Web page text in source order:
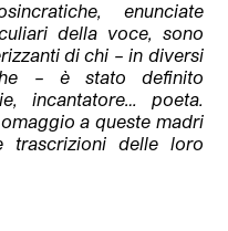
enunciate
della voce, sono
di chi – in diversi
– è stato definito
incantatore… poeta.
a queste madri
trascrizioni delle loro